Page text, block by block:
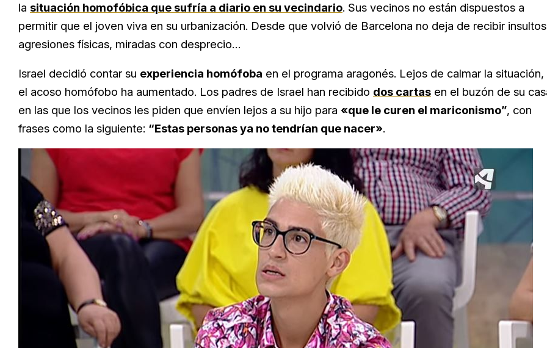
la situación homofóbica que sufría a diario en su vecindario. Sus vecinos no están dispuestos a
permitir que el joven viva en su urbanización. Desde que volvió de Barcelona no deja de recibir
agresiones físicas, miradas con desprecio…
Israel decidió contar su experiencia homófoba en el programa aragonés. Lejos de calmar la situación,
el acoso homófobo ha aumentado. Los padres de Israel han recibido dos cartas en el buzón de su
en las que los vecinos les piden que envíen lejos a su hijo para «que le curen el mariconismo”, con
frases como la siguiente: “Estas personas ya no tendrían que nacer».